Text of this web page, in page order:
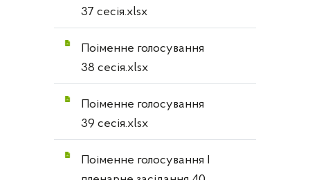
37 сесія.xlsx
Поіменне голосування
38 сесія.xlsx
Поіменне голосування
39 сесія.xlsx
Поіменне голосування І